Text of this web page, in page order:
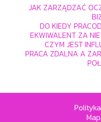
JAK ZARZĄDZAĆ
DO KIEDY
EKWIWALENT ZA
CZYM JEST
PRACA ZDALNA A